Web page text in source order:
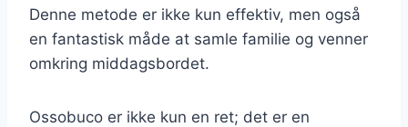
Denne metode er ikke kun effektiv, men også
en fantastisk måde at samle familie og venner
omkring middagsbordet.
Ossobuco er ikke kun en ret; det er en